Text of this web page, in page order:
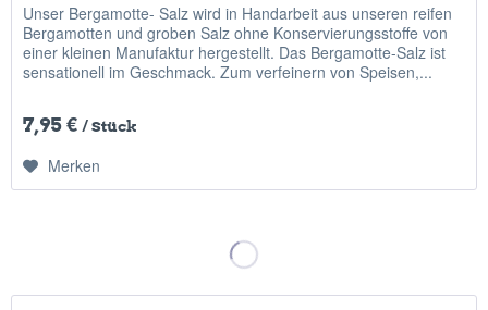
Unser Bergamotte- Salz wird in Handarbeit aus unseren reifen
Bergamotten und groben Salz ohne Konservierungsstoffe von
einer kleinen Manufaktur hergestellt. Das Bergamotte-Salz ist
sensationell im Geschmack. Zum verfeinern von Speisen,...
7,95 €/ Stück
Merken